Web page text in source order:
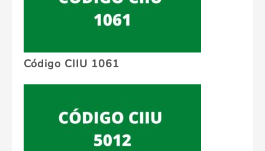
Código CIIU 1061